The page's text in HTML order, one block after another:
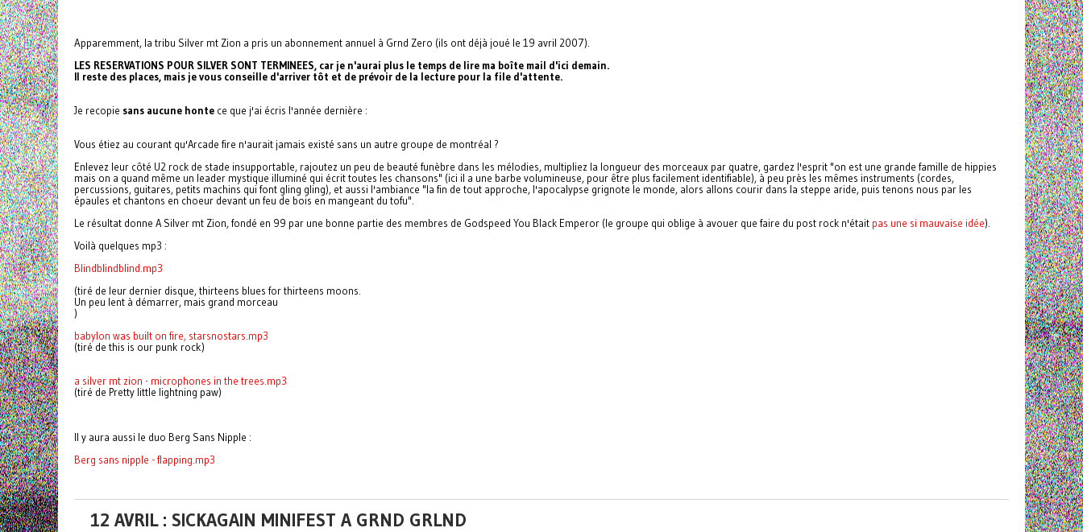
Apparemment, la tribu Silver mt Zion a pris un abonnement annuel à Grnd Zero (ils ont déjà joué le 19 avril 2007).
LES RESERVATIONS POUR SILVER SONT TERMINEES, car je n'aurai plus le temps de lire ma boîte mail d'ici demain.
Il reste des places, mais je vous conseille d'arriver tôt et de prévoir de la lecture pour la file d'attente.
Je recopie sans aucune honte ce que j'ai écris l'année dernière :
Vous étiez au courant qu'Arcade fire n'aurait jamais existé sans un autre groupe de montréal ?
Enlevez leur côté U2 rock de stade insupportable, rajoutez un peu de beauté funèbre dans les mélodies, multipliez la longueur des morceaux par quatre, gardez l'esprit "on est une grande famille de hippies
mais on a quand même un leader mystique illuminé qui écrit toutes les chansons" (ici il a une barbe volumineuse, pour être plus facilement identifiable), à peu près les mêmes instruments (cordes,
percussions, guitares, petits machins qui font gling gling), et aussi l'ambiance "la fin de tout approche, l'apocalypse grignote le monde, alors allons courir dans la steppe aride, puis tenons nous par les
épaules et chantons en choeur devant un feu de bois en mangeant du tofu".
Le résultat donne A Silver mt Zion, fondé en 99 par une bonne partie des membres de Godspeed You Black Emperor (le groupe qui oblige à avouer que faire du post rock n'était pas une si mauvaise idée).
Voilà quelques mp3 :
Blindblindblind.mp3
(tiré de leur dernier disque, thirteens blues for thirteens moons.
Un peu lent à démarrer, mais grand morceau
)
babylon was built on fire, starsnostars.mp3
(tiré de this is our punk rock)
a silver mt zion - microphones in the trees.mp3
(tiré de Pretty little lightning paw)
Il y aura aussi le duo Berg Sans Nipple :
Berg sans nipple - flapping.mp3
12 AVRIL : SICKAGAIN MINIFEST A GRND GRLND